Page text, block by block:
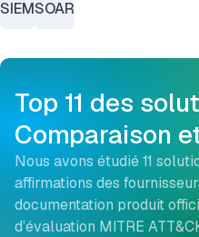
SIEMSOAR
Top 11 des
Comparaison
Nous avons étudié 11
affirmations des
documentation produit
d’évaluation MITRE